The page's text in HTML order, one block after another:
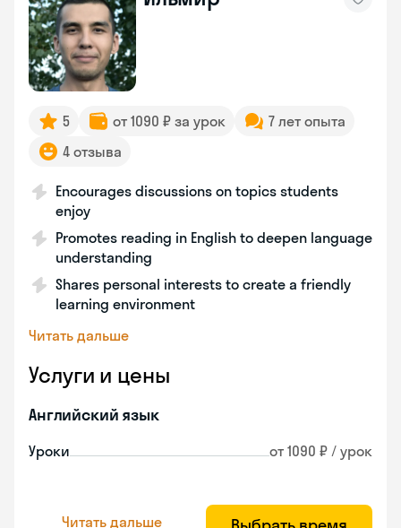
5 от 1090 ₽ за урок
7 лет опыта
4 отзыва
Encourages discussions on topics students
enjoy
Promotes reading in English to deepen language
understanding
Shares personal interests to create a friendly
learning environment
Читать дальше
Услуги и цены
Английский язык
Уроки от 1090 ₽ / урок
Читать дальше